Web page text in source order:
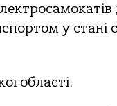
у стані
області.